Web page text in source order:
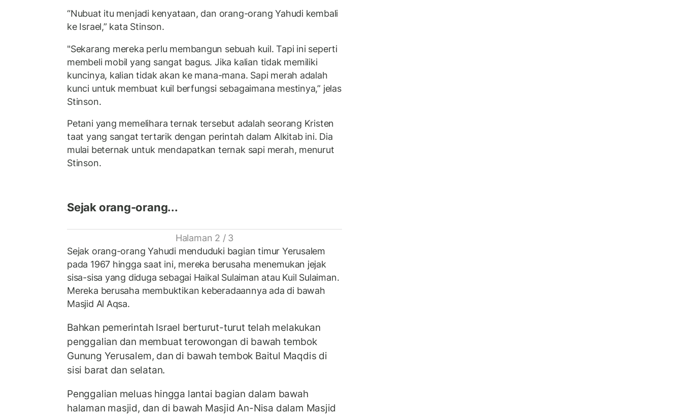
“Nubuat itu menjadi kenyataan, dan orang-orang Yahudi kembali
ke Israel,” kata Stinson.
"Sekarang mereka perlu membangun sebuah kuil. Tapi ini seperti
membeli mobil yang sangat bagus. Jika kalian tidak memiliki
kuncinya, kalian tidak akan ke mana-mana. Sapi merah adalah
kunci untuk membuat kuil berfungsi sebagaimana mestinya,” jelas
Stinson.
Petani yang memelihara ternak tersebut adalah seorang Kristen
taat yang sangat tertarik dengan perintah dalam Alkitab ini. Dia
mulai beternak untuk mendapatkan ternak sapi merah, menurut
Stinson.
Sejak orang-orang...
Halaman 2 / 3
Sejak orang-orang Yahudi menduduki bagian timur Yerusalem
pada 1967 hingga saat ini, mereka berusaha menemukan jejak
sisa-sisa yang diduga sebagai Haikal Sulaiman atau Kuil Sulaiman.
Mereka berusaha membuktikan keberadaannya ada di bawah
Masjid Al Aqsa.
Bahkan pemerintah Israel berturut-turut telah melakukan
penggalian dan membuat terowongan di bawah tembok
Gunung Yerusalem, dan di bawah tembok Baitul Maqdis di
sisi barat dan selatan.
Penggalian meluas hingga lantai bagian dalam bawah
halaman masjid, dan di bawah Masjid An-Nisa dalam Masjid